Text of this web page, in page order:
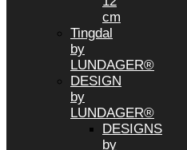
cm
Tingdal
by
LUNDAGER®
DESIGN
by
LUNDAGER®
DESIGNS
by